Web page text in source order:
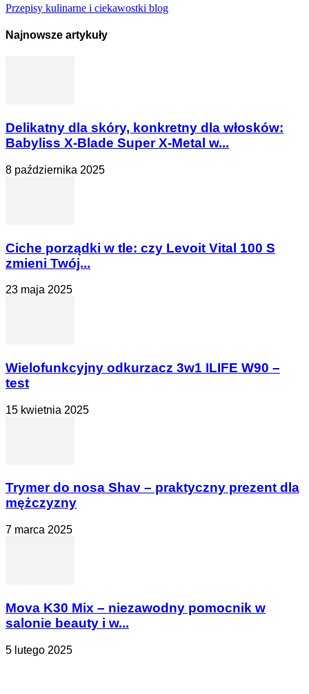
Przepisy kulinarne i ciekawostki blog
Najnowsze artykuły
Delikatny dla skóry, konkretny dla włosków:
Babyliss X-Blade Super X-Metal w...
8 października 2025
Ciche porządki w tle: czy Levoit Vital 100 S
zmieni Twój...
23 maja 2025
Wielofunkcyjny odkurzacz 3w1 ILIFE W90 –
test
15 kwietnia 2025
Trymer do nosa Shav – praktyczny prezent dla
mężczyzny
7 marca 2025
Mova K30 Mix – niezawodny pomocnik w
salonie beauty i w...
5 lutego 2025